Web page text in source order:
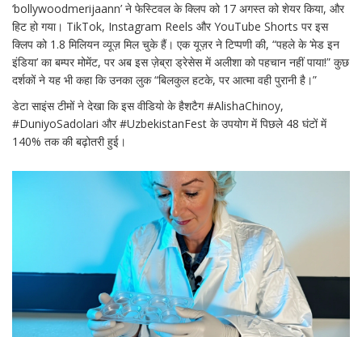
‘bollywoodmerijaann’ ने फेस्टिवल के क्लिप को 17 अगस्त को शेयर किया, और
हिट हो गया। TikTok, Instagram Reels और YouTube Shorts पर इस
क्लिप को 1.8 मिलियन व्यूज़ मिल चुके हैं। एक यूज़र ने टिप्पणी की, “पहले के ‘मेड इन
इंडिया’ का बम्पर मोमेंट, पर अब इस ज़ेब्रा ड्रेसेस में अलीशा को पहचान नहीं पाया!” कुछ
दर्शकों ने यह भी कहा कि उनका लुक “बिलकुल हटके, पर आत्मा वही पुरानी है।”
डेटा साइंस टीमों ने देखा कि इस वीडियो के हैशटैग #AlishaChinoy,
#DuniyoSadolari और #UzbekistanFest के उपयोग में पिछले 48 घंटों में
140% तक की बढ़ोतरी हुई।